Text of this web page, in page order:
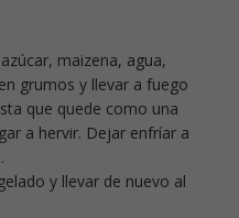
maizena, agua,
grumos y llevar a fuego
que quede como una
a hervir. Dejar enfríar a
y llevar de nuevo al